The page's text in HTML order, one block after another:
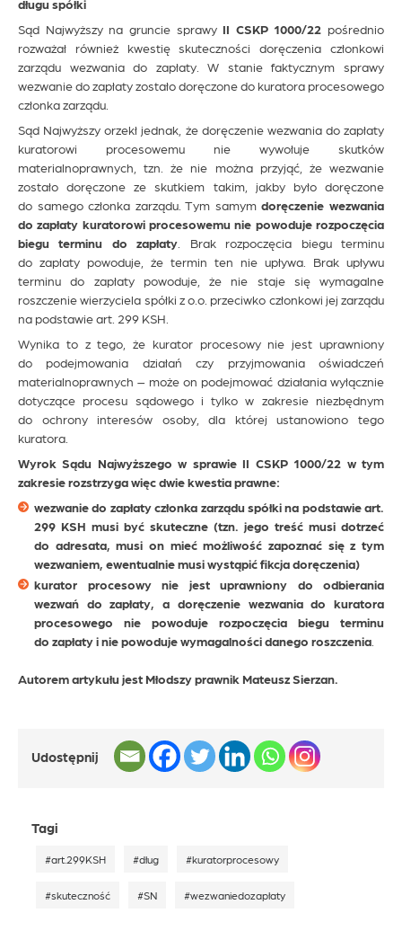
długu spółki
Sąd Najwyższy na gruncie sprawy II CSKP 1000/22 pośrednio
rozważał również kwestię skuteczności doręczenia członkowi
zarządu wezwania do zapłaty. W stanie faktycznym sprawy
wezwanie do zapłaty zostało doręczone do kuratora procesowego
członka zarządu.
Sąd Najwyższy orzekł jednak, że doręczenie wezwania do zapłaty
kuratorowi procesowemu nie wywołuje skutków
materialnoprawnych, tzn. że nie można przyjąć, że wezwanie
zostało doręczone ze skutkiem takim, jakby było doręczone
do samego członka zarządu. Tym samymdoręczenie wezwania
do zapłaty kuratorowi procesowemu nie powoduje rozpoczęcia
biegu terminu do zapłaty . Brak rozpoczęcia biegu terminu
do zapłaty powoduje, że termin ten nie upływa. Brak upływu
terminu do zapłaty powoduje, że nie staje się wymagalne
roszczenie wierzyciela spółki z o.o. przeciwko członkowi jej zarządu
na podstawie art. 299 KSH.
Wynika to z tego, że kurator procesowy nie jest uprawniony
do podejmowania działań czy przyjmowania oświadczeń
materialnoprawnych – może on podejmować działania wyłącznie
dotyczące procesu sądowego i tylko w zakresie niezbędnym
do ochrony interesów osoby, dla której ustanowiono tego
kuratora.
Wyrok Sądu Najwyższego w sprawie II CSKP 1000/22 w tym
zakresie rozstrzyga więc dwie kwestia prawne:
wezwanie do zapłaty członka zarządu spółki na podstawie art.
299 KSH musi być skuteczne (tzn. jego treść musi dotrzeć
do adresata, musi on mieć możliwość zapoznać się z tym
wezwaniem, ewentualnie musi wystąpić fikcja doręczenia)
kurator procesowy nie jest uprawniony do odbierania
wezwań do zapłaty, a doręczenie wezwania do kuratora
procesowego nie powoduje rozpoczęcia biegu terminu
do zapłaty i nie powoduje wymagalności danego roszczenia
Autorem artykułu jest Młodszy prawnik Mateusz Sierzan.
Udostępnij
Tagi
#art.299KSH #dług #kuratorprocesowy
#skuteczność #SN #wezwaniedozapłaty